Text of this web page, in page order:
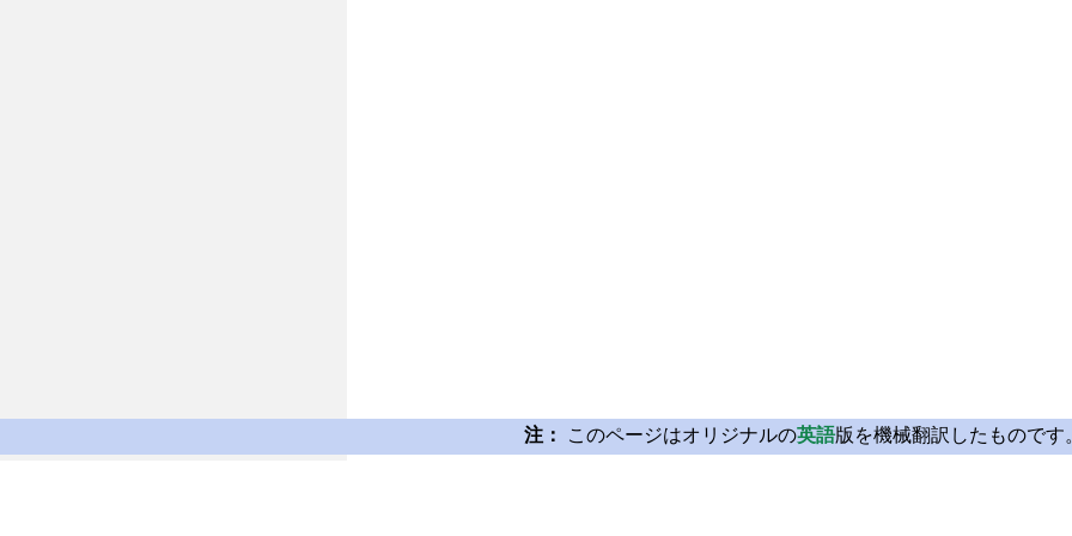
注： このページはオリジナルの英語版を機械翻訳したものです